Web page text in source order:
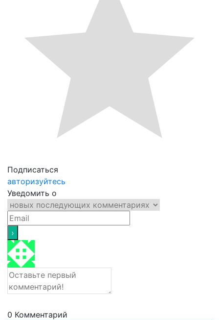
Подписаться
авторизуйтесь
Уведомить о
0 Комментарий